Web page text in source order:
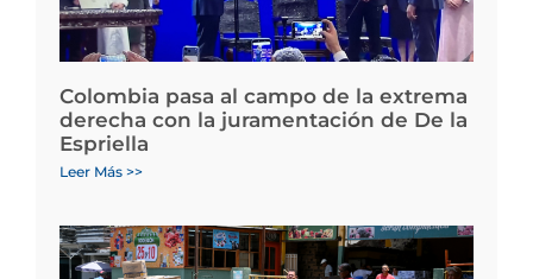
Colombia pasa al campo de la extrema
derecha con la juramentación de De la
Espriella
Leer Más >>